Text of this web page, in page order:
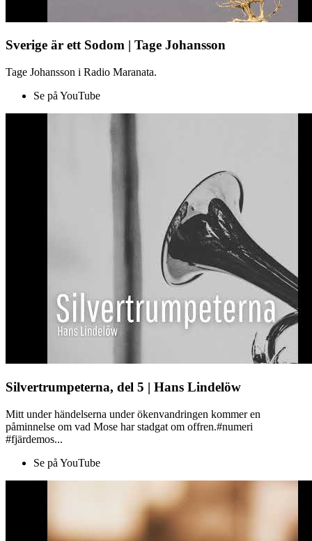
Sverige är ett Sodom | Tage Johansson
Tage Johansson i Radio Maranata.
Se på YouTube
Silvertrumpeterna, del 5 | Hans Lindelöw
Mitt under händelserna under ökenvandringen kommer en
påminnelse om vad Mose har stadgat om offren.#numeri
#fjärdemos...
Se på YouTube